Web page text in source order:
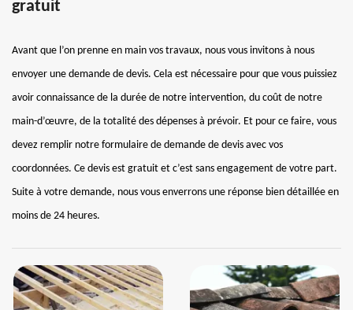
gratuit
Avant que l’on prenne en main vos travaux, nous vous invitons à nous
envoyer une demande de devis. Cela est nécessaire pour que vous puissiez
avoir connaissance de la durée de notre intervention, du coût de notre
main-d’œuvre, de la totalité des dépenses à prévoir. Et pour ce faire, vous
devez remplir notre formulaire de demande de devis avec vos
coordonnées. Ce devis est gratuit et c’est sans engagement de votre part.
Suite à votre demande, nous vous enverrons une réponse bien détaillée en
moins de 24 heures.